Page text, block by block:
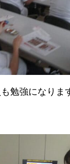
勉強になりま